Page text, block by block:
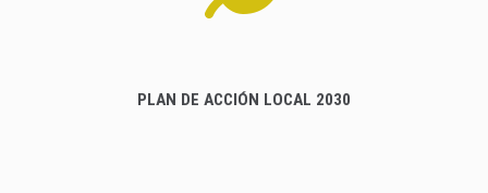
PLAN DE ACCIÓN LOCAL 2030